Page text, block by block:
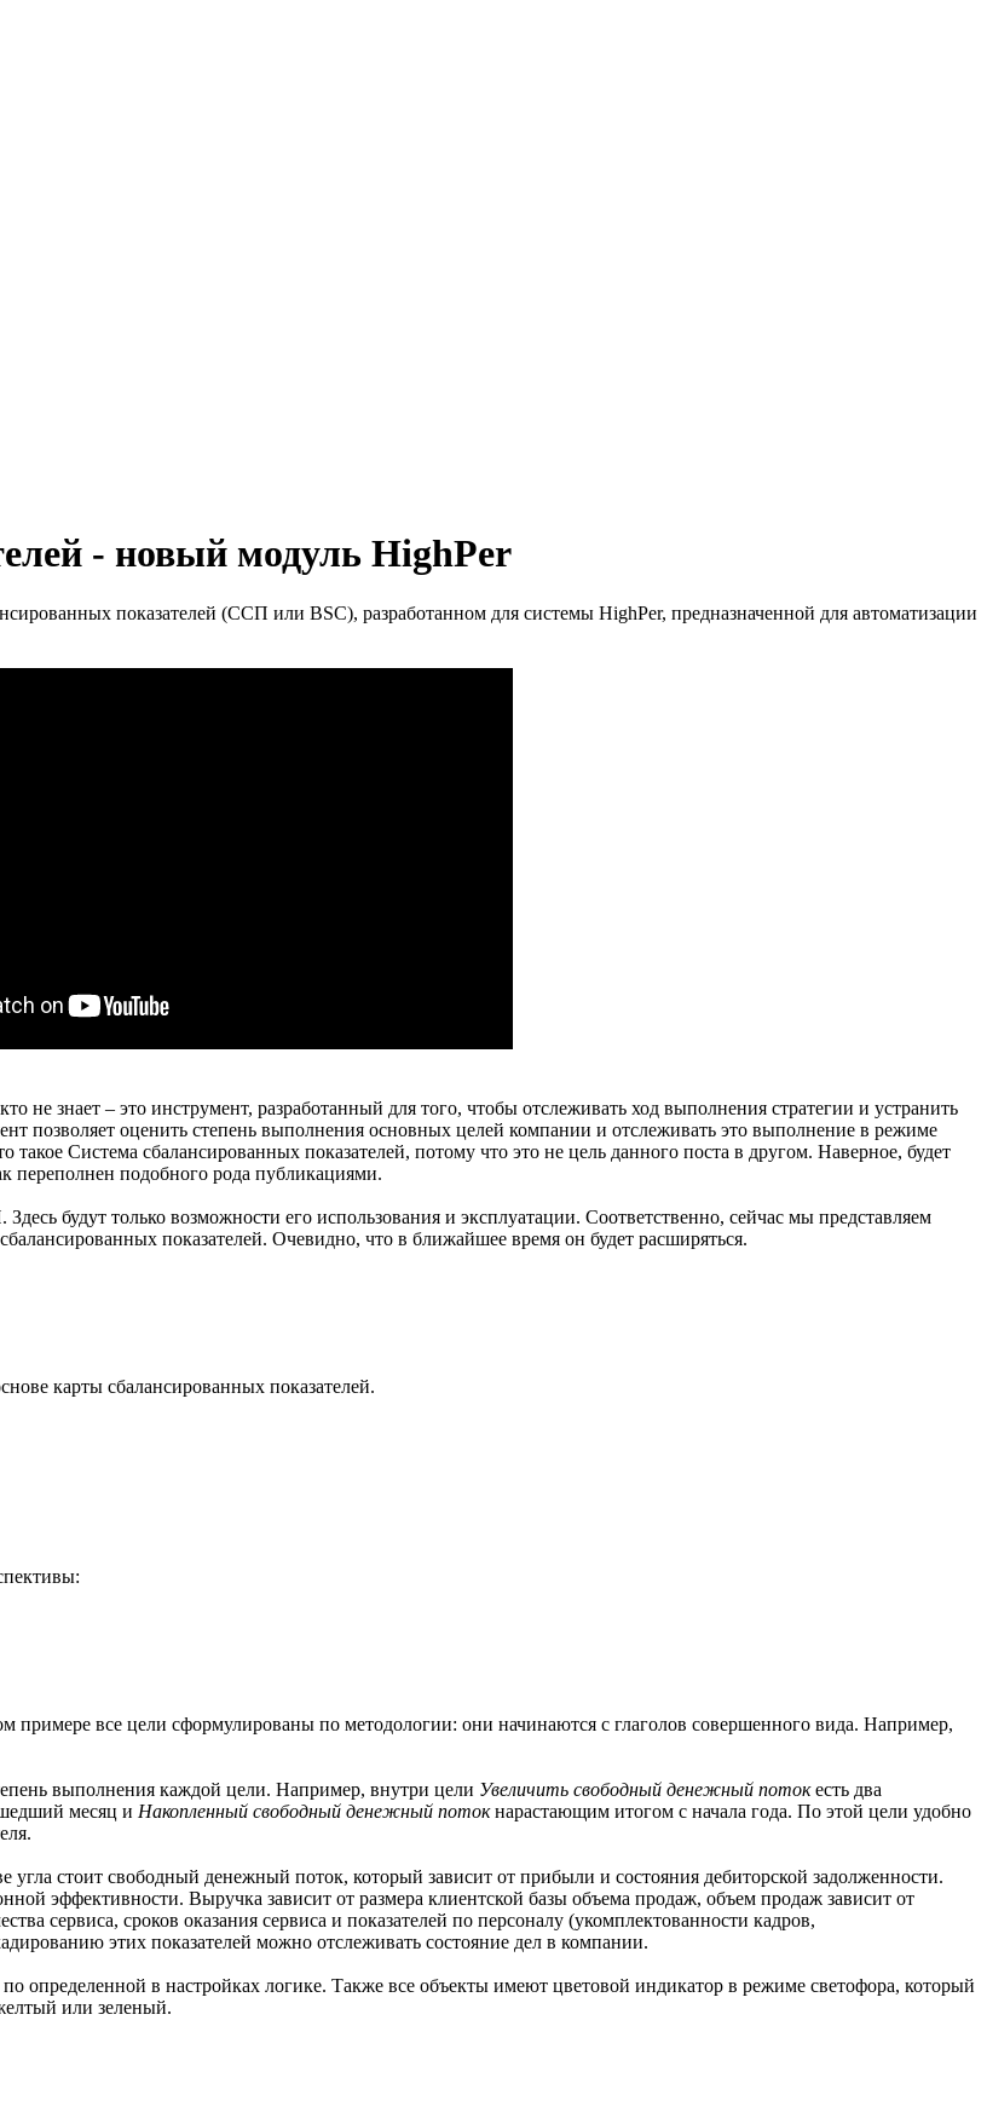
- новый модуль HighPer
показателей (ССП или BSC), разработанном для системы HighPer, предназначенной для автоматизации
не знает – это инструмент, разработанный для того, чтобы отслеживать ход выполнения стратегии и устранить
позволяет оценить степень выполнения основных целей компании и отслеживать это выполнение в режиме
такое Система сбалансированных показателей, потому что это не цель данного поста в другом. Наверное, будет
переполнен подобного рода публикациями.
будут только возможности его использования и эксплуатации. Соответственно, сейчас мы представляем
показателей. Очевидно, что в ближайшее время он будет расширяться.
карты сбалансированных показателей.
все цели сформулированы по методологии: они начинаются с глаголов совершенного вида. Например,
выполнения каждой цели. Например, внутри цели Увеличить свободный денежный потокесть два
месяц и Накопленный свободный денежный потокнарастающим итогом с начала года. По этой цели удобно
стоит свободный денежный поток, который зависит от прибыли и состояния дебиторской задолженности.
эффективности. Выручка зависит от размера клиентской базы объема продаж, объем продаж зависит от
сервиса, сроков оказания сервиса и показателей по персоналу (укомплектованности кадров,
этих показателей можно отслеживать состояние дел в компании.
определенной в настройках логике. Также все объекты имеют цветовой индикатор в режиме светофора, который
или зеленый.